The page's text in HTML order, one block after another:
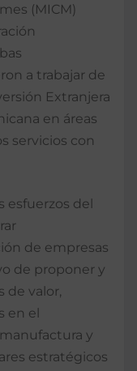
(MICM)
a trabajar de
Extranjera
en áreas
servicios con
esfuerzos del
de empresas
de proponer y
de valor,
en el
y
estratégicos